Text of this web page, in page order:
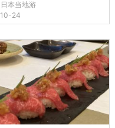
日本当地游
10-24